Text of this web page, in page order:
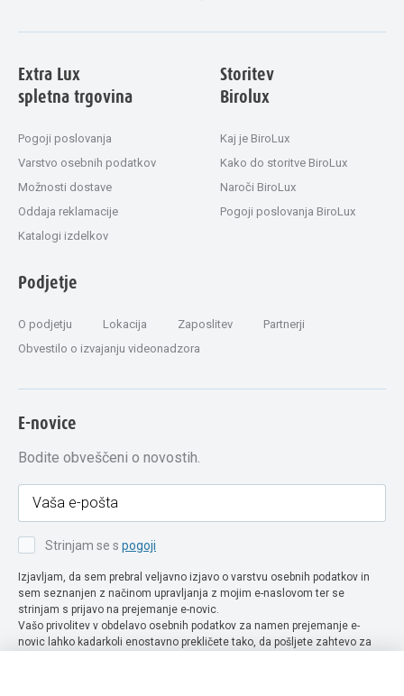
Extra Lux
spletna trgovina
Pogoji poslovanja
Varstvo osebnih podatkov
Možnosti dostave
Oddaja reklamacije
Katalogi izdelkov
Storitev
Birolux
Kaj je BiroLux
Kako do storitve BiroLux
Naroči BiroLux
Pogoji poslovanja BiroLux
Podjetje
O podjetju Lokacija Zaposlitev
Partnerji
Obvestilo o izvajanju videonadzora
E-novice
Bodite obveščeni o novostih.
Strinjam se s pogoji
Izjavljam, da sem prebral veljavno izjavo o varstvu osebnih podatkov in
sem seznanjen z načinom upravljanja z mojim e-naslovom ter se
strinjam s prijavo na prejemanje e-novic.
Vašo privolitev v obdelavo osebnih podatkov za namen prejemanje e-
novic lahko kadarkoli enostavno prekličete tako, da pošljete zahtevo za